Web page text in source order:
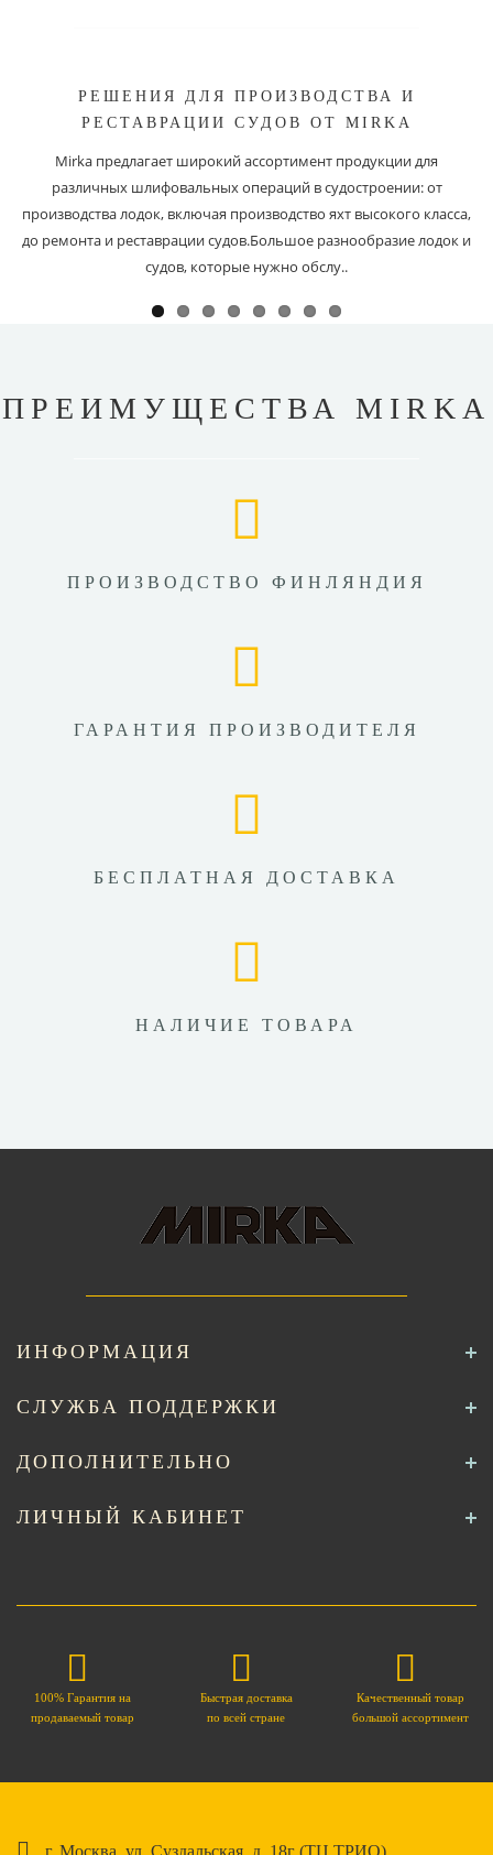
РЕШЕНИЯ ДЛЯ ПРОИЗВОДСТВА И
РЕСТАВРАЦИИ СУДОВ ОТ MIRKA
Mirka предлагает широкий ассортимент продукции для
различных шлифовальных операций в судостроении: от
производства лодок, включая производство яхт высокого класса,
до ремонта и реставрации судов.Большое разнообразие лодок и
судов, которые нужно обслу..
ПРЕИМУЩЕСТВА MIRKA
ПРОИЗВОДСТВО ФИНЛЯНДИЯ
ГАРАНТИЯ ПРОИЗВОДИТЕЛЯ
БЕСПЛАТНАЯ ДОСТАВКА
НАЛИЧИЕ ТОВАРА
ИНФОРМАЦИЯ
СЛУЖБА ПОДДЕРЖКИ
ДОПОЛНИТЕЛЬНО
ЛИЧНЫЙ КАБИНЕТ
100% Гарантия на
продаваемый товар
Быстрая доставка
по всей стране
Качественный товар
большой ассортимент
г. Москва. ул. Суздальская, д. 18г (ТЦ ТРИО)